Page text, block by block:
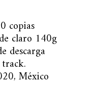
copias
claro 140g
descarga
México